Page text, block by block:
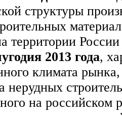
структуры
территории
2013 года,
климата
нерудных
на российском